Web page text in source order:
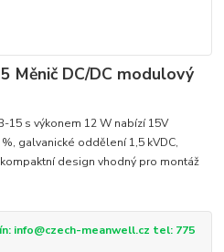
Měnič DC/DC modulový
15 s výkonem 12 W nabízí 15V
galvanické oddělení 1,5 kVDC,
design vhodný pro montáž
info@czech-meanwell.cz tel: 775